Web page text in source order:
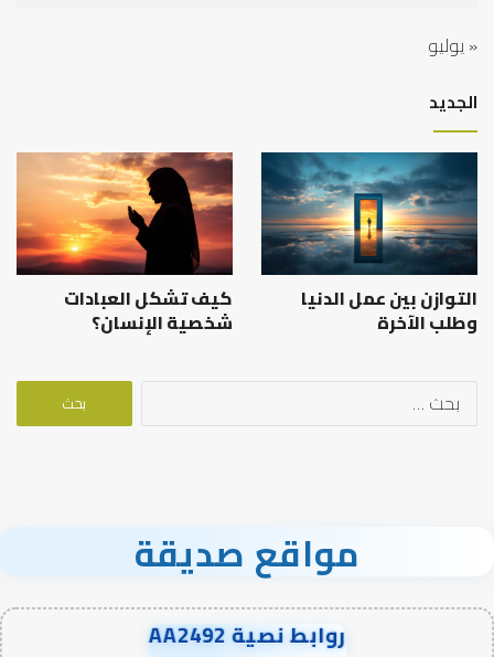
« يوليو
الجديد
التوازن بين عمل الدنيا
وطلب الآخرة
كيف تشكل العبادات
شخصية الإنسان؟
البحث
مواقع صديقة
روابط نصية AA2492